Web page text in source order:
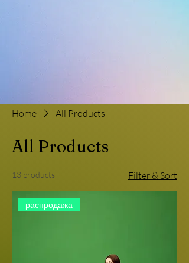
Home All Products
All Products
13 products Filter & Sort
распродажа